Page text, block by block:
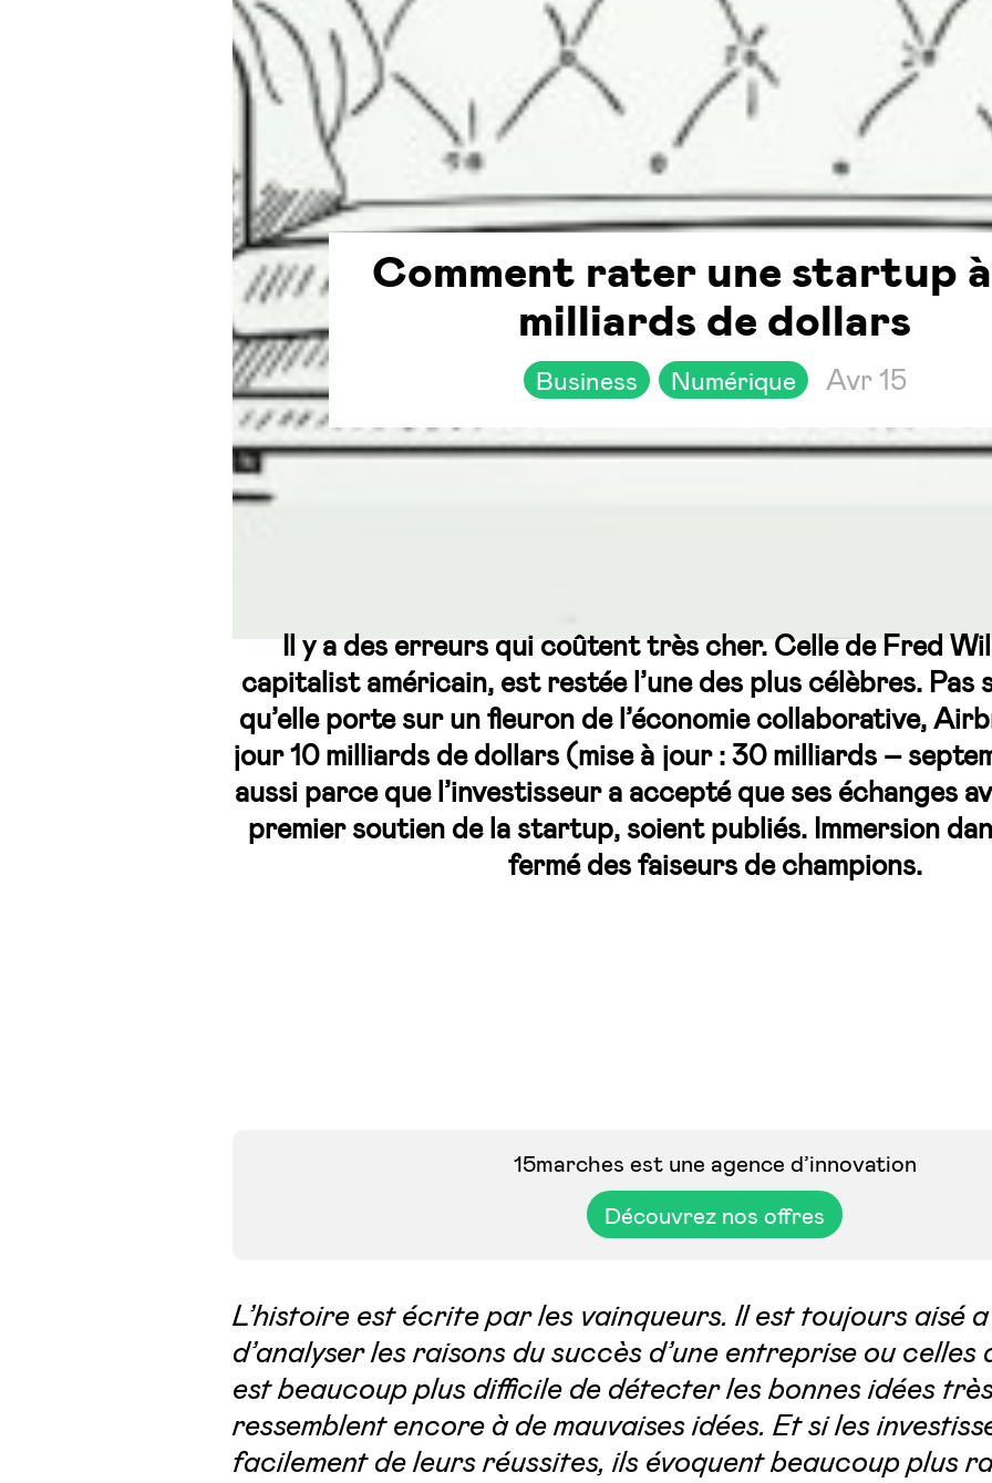
Comment rater une startup
milliards de dollars
Business Numérique Avr 15
Il y a des erreurs qui coûtent très cher. Celle de Fred
capitalist américain, est restée l’une des plus célèbres. Pas
qu’elle porte sur un fleuron de l’économie collaborative,
jour 10 milliards de dollars (mise à jour : 30 milliards –
aussi parce que l’investisseur a accepté que ses échanges
premier soutien de la startup, soient publiés. Immersion
fermé des faiseurs de champions.
15marches est une agence d’innovation
Découvrez nos offres
L’histoire est écrite par les vainqueurs. Il est toujours aisé
d’analyser les raisons du succès d’une entreprise ou celles
est beaucoup plus difficile de détecter les bonnes idées
ressemblent encore à de mauvaises idées. Et si les
facilement de leurs réussites, ils évoquent beaucoup plus